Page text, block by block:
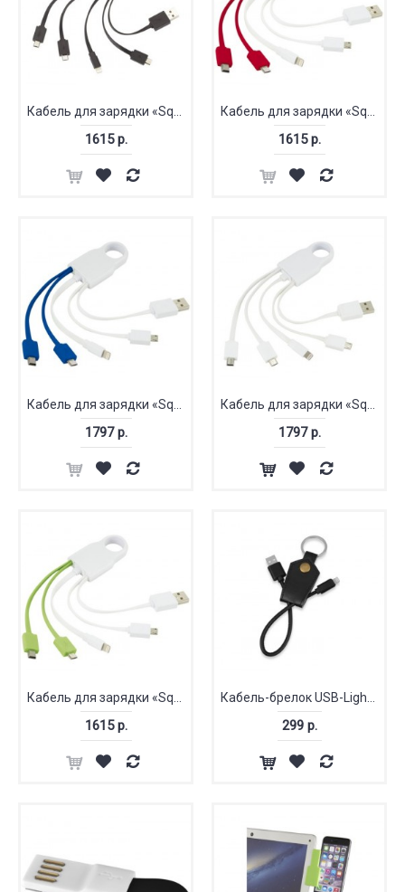
Кабель для зарядки «Squad» 4-в-1
1615 р.
Кабель для зарядки «Squad» 4-в-1
1615 р.
Кабель для зарядки «Squad» 4-в-1
1797 р.
Кабель для зарядки «Squad» 4-в-1
1797 р.
Кабель для зарядки «Squad» 4-в-1
1615 р.
Кабель-брелок USB-Lightning «Pelle»
299 р.